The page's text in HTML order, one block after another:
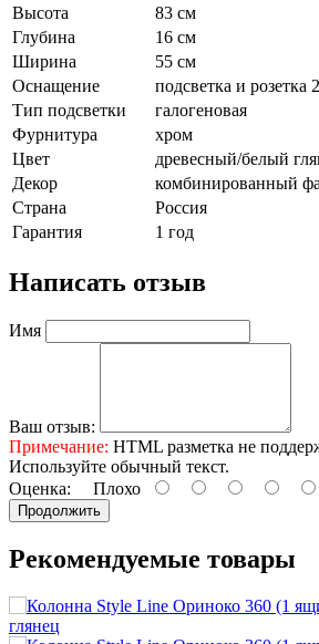
Высота
83 см
Глубина
16 см
Ширина
55 см
Оснащение
подсветка и розетка
Тип подсветки
галогеновая
Фурнитура
хром
Цвет
древесный/белый
Декор
комбинированный
Страна
Россия
Гарантия
1 год
Написать отзыв
Имя
Ваш отзыв:
Примечание: HTML разметка не
Используйте обычный текст.
Оценка: Плохо
Продолжить
Рекомендуемые товары